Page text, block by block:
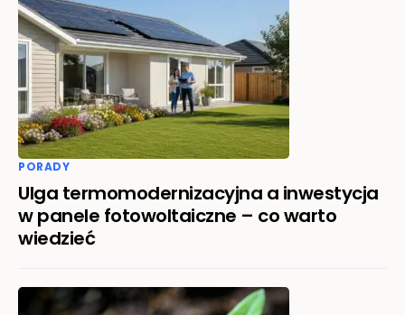
PORADY
Ulga termomodernizacyjna a inwestycja
w panele fotowoltaiczne – co warto
wiedzieć